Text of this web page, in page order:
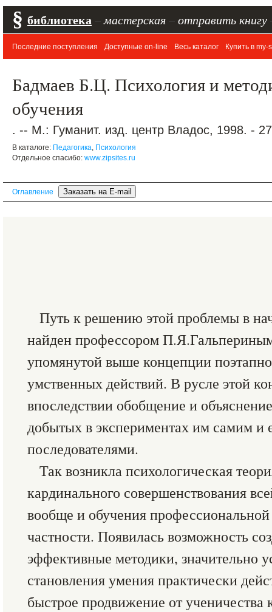
§ библиотека мастерская отправить книгу
Последние поступления Доступные on-line Весь каталог Купить в my-
Бадмаев Б.Ц. Психология и
обучения
. -- М.: Гуманит. изд. центр Владос, 1998. -
В каталоге: Педагогика, Психология
Отдельное спасибо: www.zipsites.ru
Оглавление
Путь к решению этой проблемы в
найден профессором
упомянутой выше концепции
умственных действий. В русле этой
впоследствии обобщение и
добытых в экспериментах им самим и
последователями.
Так возникла психологическая
кардинального совершенствования
вообще и обучения профессиональной
частности. Появилась возможность
эффективные методики, значительно
становления умения практически
быстрое продвижение от